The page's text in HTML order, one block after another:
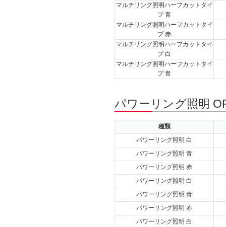
マルチリング照明ハーフカットタイ
プ 青
マルチリング照明ハーフカットタイ
プ 赤
マルチリング照明ハーフカットタイ
プ 白
マルチリング照明ハーフカットタイ
プ 青
パワーリング照明
種類
パワーリング照明 白
パワーリング照明 青
パワーリング照明 赤
パワーリング照明 白
パワーリング照明 青
パワーリング照明 赤
パワーリング照明 白